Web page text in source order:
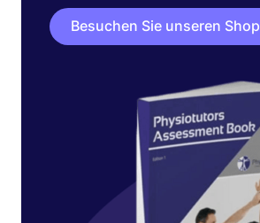
Besuchen Sie unseren Shop